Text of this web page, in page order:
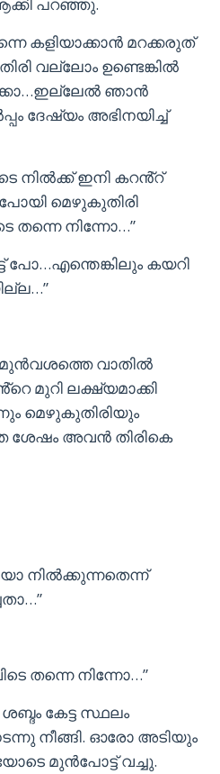
കളിയാക്കാൻ മറക്കരുത്
വല്ലോം ഉണ്ടെങ്കിൽ
ഞാൻ
ദേഷ്യം അഭിനയിച്ച്
നിൽക്ക് ഇനി കറൻ്റ്
മെഴുകുതിരി
തന്നെ നിന്നോ…”
പോ…എന്തെങ്കിലും കയറി
വാതിൽ
മുറി ലക്ഷ്യമാക്കി
മെഴുകുതിരിയും
ശേഷം അവൻ തിരികെ
നിൽക്കുന്നതെന്ന്
തന്നെ നിന്നോ…”
കേട്ട സ്ഥലം
നീങ്ങി. ഓരോ അടിയും
മുൻപോട്ട് വച്ചു.